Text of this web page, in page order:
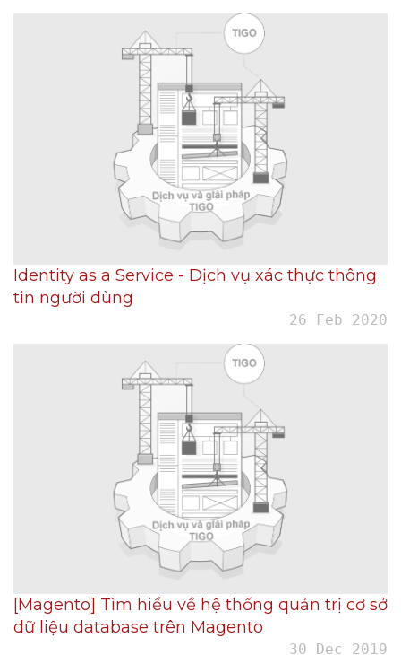
Identity as a Service - Dịch vụ xác thực thông
tin người dùng
26 Feb 2020
[Magento] Tìm hiểu về hệ thống quản trị cơ sở
dữ liệu database trên Magento
30 Dec 2019